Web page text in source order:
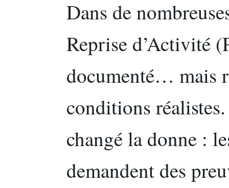
Dans de
Reprise d’Activité
documenté… mais
conditions
changé la donne :
demandent des